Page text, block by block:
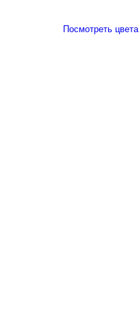
Посмотреть цвета